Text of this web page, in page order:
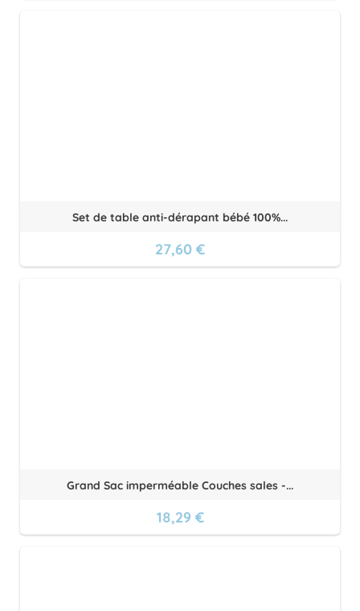
Set de table anti-dérapant bébé 100%...
27,60 €
Grand Sac imperméable Couches sales -...
18,29 €